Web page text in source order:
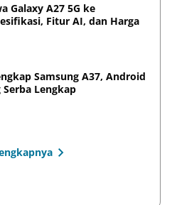
Galaxy A27 5G ke
Fitur AI, dan Harga
Samsung A37, Android
Serba Lengkap